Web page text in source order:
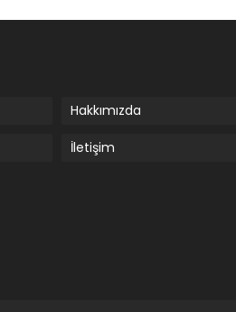
Hakkımızda
İletişim